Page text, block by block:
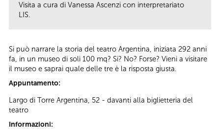
Visita a cura di Vanessa Ascenzi con interpretariato
LIS.
Si può narrare la storia del teatro Argentina, iniziata 292 anni
fa, in un museo di soli 100 mq? Si? No? Forse? Vieni a visitare
il museo e saprai quale delle tre è la risposta giusta.
Appuntamento:
Largo di Torre Argentina, 52 - davanti alla biglietteria del
teatro
Informazioni: